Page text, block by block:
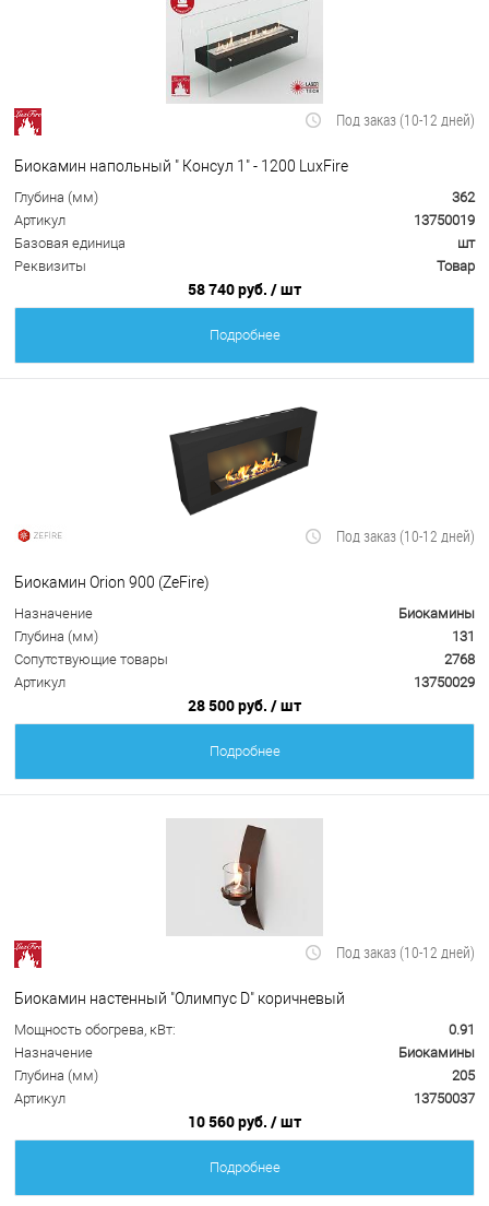
Под заказ (10-12 дней)
Биокамин напольный " Консул 1" - 1200 LuxFire
Глубина (мм)
362
Артикул
13750019
Базовая единица
шт
Реквизиты
Товар
58 740 руб. / шт
Подробнее
Под заказ (10-12 дней)
Биокамин Orion 900 (ZeFire)
Назначение
Биокамины
Глубина (мм)
131
Сопутствующие товары
2768
Артикул
13750029
28 500 руб. / шт
Подробнее
Под заказ (10-12 дней)
Биокамин настенный "Олимпус D" коричневый
Мощность обогрева, кВт:
0.91
Назначение
Биокамины
Глубина (мм)
205
Артикул
13750037
10 560 руб. / шт
Подробнее